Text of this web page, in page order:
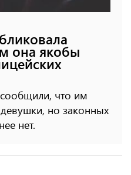
она якобы
что им
но законных
нет.